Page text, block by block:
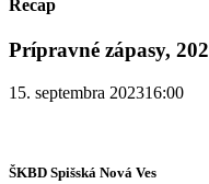
Recap
Prípravné zápasy,
15. septembra 202316:00
ŠKBD Spišská Nová Ves